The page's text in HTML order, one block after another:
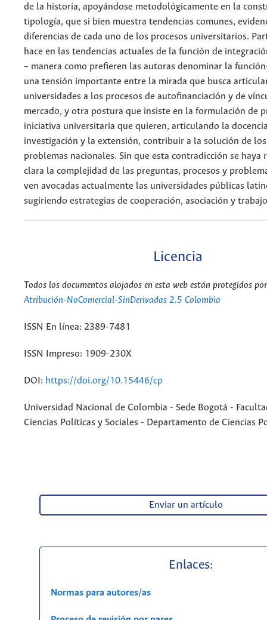
de la historia, apoyándose metodológicamente en la
tipología, que si bien muestra tendencias comunes,
diferencias de cada uno de los procesos universitarios.
hace en las tendencias actuales de la función de
– manera como prefieren las autoras denominar la
una tensión importante entre la mirada que busca
universidades a los procesos de autofinanciación y de
mercado, y otra postura que insiste en la formulación de
iniciativa universitaria que quieren, articulando la
investigación y la extensión, contribuir a la solución de
problemas nacionales. Sin que esta contradicción se haya
clara la complejidad de las preguntas, procesos y
ven avocadas actualmente las universidades públicas
sugiriendo estrategias de cooperación, asociación y
Licencia
Todos los documentos alojados en esta web están protegidos
Atribución-NoComercial-SinDerivadas 2.5 Colombia
ISSN En línea: 2389-7481
ISSN Impreso: 1909-230X
DOI: https://doi.org/10.15446/cp
Universidad Nacional de Colombia - Sede Bogotá -
Ciencias Políticas y Sociales - Departamento de Ciencias
Enviar un artículo
Enlaces:
Normas para autores/as